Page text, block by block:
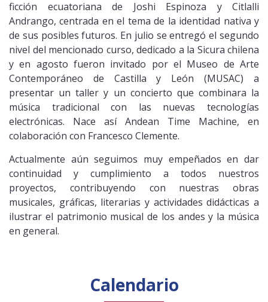
ficción ecuatoriana de Joshi Espinoza y Citlalli
Andrango, centrada en el tema de la identidad nativa y
de sus posibles futuros. En julio se entregó el segundo
nivel del mencionado curso, dedicado a la Sicura chilena
y en agosto fueron invitado por el Museo de Arte
Contemporáneo de Castilla y León (MUSAC) a
presentar un taller y un concierto que combinara la
música tradicional con las nuevas tecnologías
electrónicas. Nace así Andean Time Machine, en
colaboración con Francesco Clemente.
Actualmente aún seguimos muy empeñados en dar
continuidad y cumplimiento a todos nuestros
proyectos, contribuyendo con nuestras obras
musicales, gráficas, literarias y actividades didácticas a
ilustrar el patrimonio musical de los andes y la música
en general.
Calendario